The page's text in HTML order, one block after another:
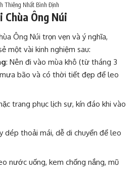
Thiêng Nhất Bình Định
Ông Núi
Ông Núi trọn vẹn và ý nghĩa,
một vài kinh nghiệm sau:
: Nên đi vào mùa khô (từ tháng 3
bão và có thời tiết đẹp để leo
trang phục lịch sự, kín đáo khi vào
dép thoải mái, dễ di chuyển để leo
nước uống, kem chống nắng, mũ